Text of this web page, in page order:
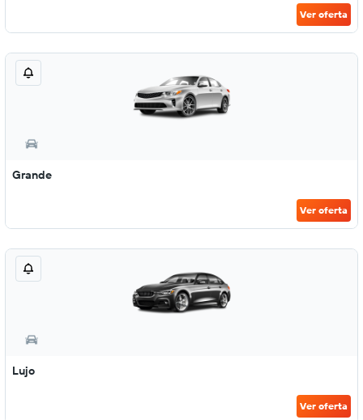
Ver oferta
Grande
Ver oferta
Lujo
Ver oferta